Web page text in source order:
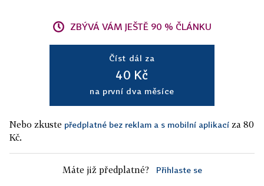
ZBÝVÁ VÁM JEŠTĚ 90 % ČLÁNKU
Číst dál za
40 Kč
na první dva měsíce
Nebo zkuste předplatné bez reklam a s mobilní aplikací za 80
Kč.
Máte již předplatné? Přihlaste se